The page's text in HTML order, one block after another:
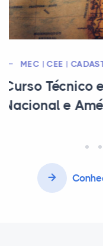
MEC | CEE | CFA
Curso